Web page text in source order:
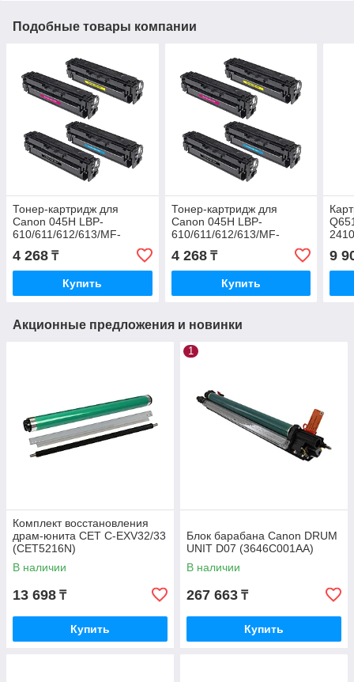
Подобные товары компании
Тонер-картридж для
Canon 045H LBP-
610/611/612/613/MF-
630/631/633/635 (2 2K)
Cyan Euro Print NEW
4 268 ₸
Купить
Тонер-картридж для
Canon 045H LBP-
610/611/612/613/MF-
630/631/633/635 (2 2K)
Magenta Euro Print NEW
4 268₸
Купить
9
Акционные предложения и новинки
Комплект восстановления
драм-юнита CET C-EXV32/33
(CET5216N)
В наличии
13 698 ₸
Купить
1
Блок барабана Canon DRUM
UNIT D07 (3646C001AA)
В наличии
267 663 ₸
Купить